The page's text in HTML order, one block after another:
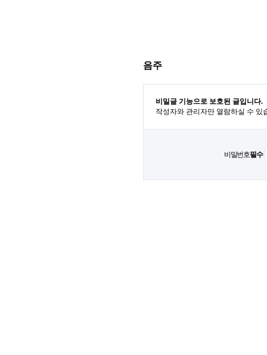
음주
비밀글 기능으로 보호된 글입니다.
작성자와 관리자만 열람하실 수 있
비밀번호필수